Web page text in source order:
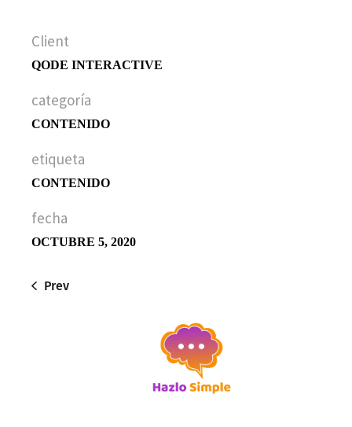
Client
QODE INTERACTIVE
categoría
CONTENIDO
etiqueta
CONTENIDO
fecha
OCTUBRE 5, 2020
Prev